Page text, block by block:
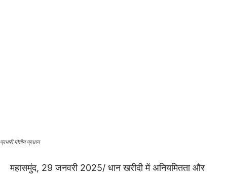
प्रभारी मोतीन प्रधान
महासमुंद, 29 जनवरी 2025/ धान खरीदी में अनियमितता और